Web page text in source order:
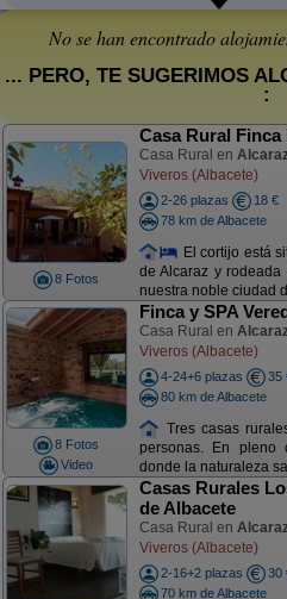
No se han encontrado
... PERO, TE SUGERIMOS
:
8 Fotos
Casa Rural
Casa Rural en
Viveros (Albacete)
2-26 plazas
18 €
78 km de Albacete
El cortijo está
de Alcaraz y
nuestra noble ciudad
8 Fotos
Video
Finca y SPA
Casa Rural en
Viveros (Albacete)
4-24+6 plazas
35
80 km de Albacete
Tres casas
personas. En pleno
donde la naturaleza
Casas Rurales
de Albacete
Casa Rural en
Viveros (Albacete)
2-16+2 plazas
30
70 km de Albacete